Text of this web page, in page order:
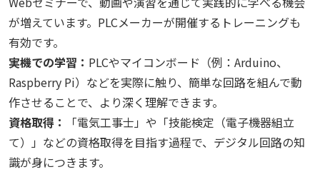
が増えています。PLCメーカーが開催するトレーニングも
有効です。
実機での学習： PLCやマイコンボード（例：Arduino、
Raspberry Pi）などを実際に触り、簡単な回路を組んで動
作させることで、より深く理解できます。
資格取得：
「電気工事士」や「技能検定（電子機器組立
て）」などの資格取得を目指す過程で、デジタル回路の知
識が身につきます。